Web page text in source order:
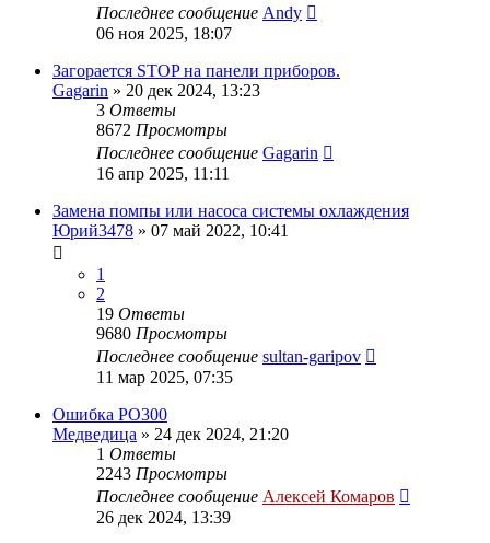
Последнее сообщение Andy
06 ноя 2025, 18:07
Загорается STOP на панели приборов.
Gagarin » 20 дек 2024, 13:23
3 Ответы
8672 Просмотры
Последнее сообщение Gagarin
16 апр 2025, 11:11
Замена помпы или насоса системы охлаждения
Юрий3478 » 07 май 2022, 10:41
1
2
19 Ответы
9680 Просмотры
Последнее сообщение sultan-garipov
11 мар 2025, 07:35
Ошибка PO300
Медведица » 24 дек 2024, 21:20
1 Ответы
2243 Просмотры
Последнее сообщение Алексей Комаров
26 дек 2024, 13:39